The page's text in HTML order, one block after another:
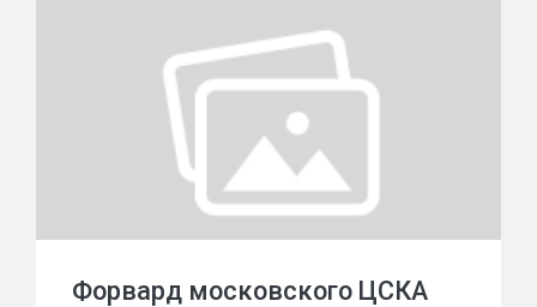
Форвард московского ЦСКА